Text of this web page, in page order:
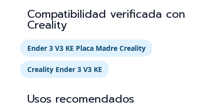
Compatibilidad verificada con
Creality
Ender 3 V3 KE Placa Madre Creality
Creality Ender 3 V3 KE
Usos recomendados